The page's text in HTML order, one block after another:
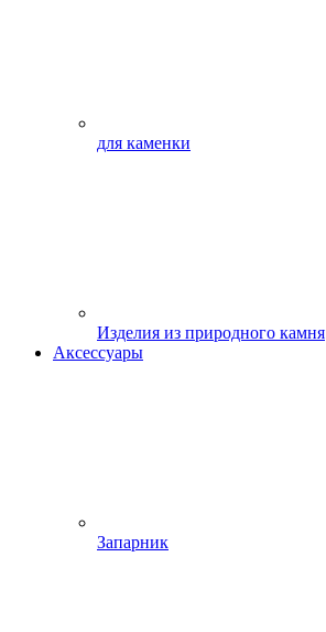
для каменки
Изделия из природного камня
Аксессуары
Запарник